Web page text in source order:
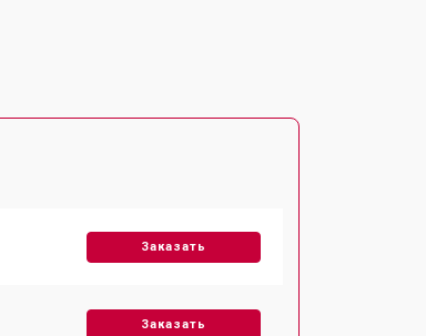
Заказать
Заказать